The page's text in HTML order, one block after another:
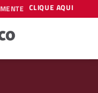
CLIQUE AQUI